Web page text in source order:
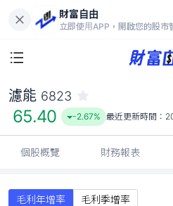
財富自由
立即使用APP，開啟您的股市
65.40
-
濾能 6823
65.40 -2.67% 最近更新時間：
個股概覽 財務報表
毛利年增率 毛利季增率